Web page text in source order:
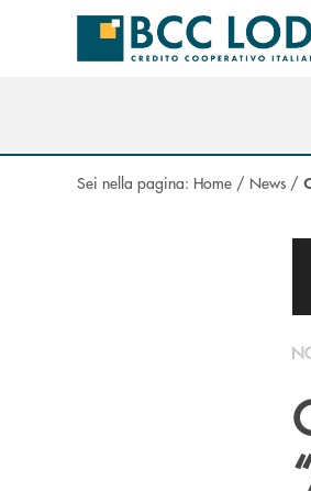
Salta al contenuto principale
Sei nella pagina: Home / News /